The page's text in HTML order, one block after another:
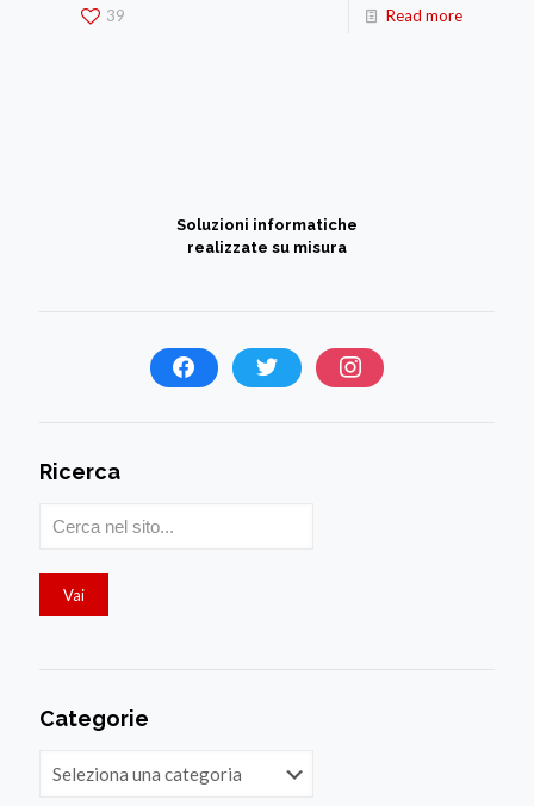
39 Read more
Soluzioni informatiche
realizzate su misura
Ricerca
Categorie